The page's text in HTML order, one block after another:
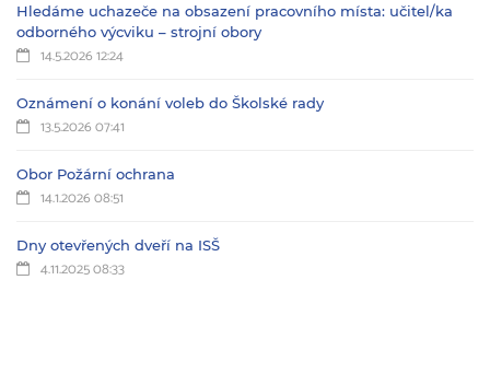
Hledáme uchazeče na obsazení pracovního místa: učitel/ka
odborného výcviku – strojní obory
14.5.2026 12:24
Oznámení o konání voleb do Školské rady
13.5.2026 07:41
Obor Požární ochrana
14.1.2026 08:51
Dny otevřených dveří na ISŠ
4.11.2025 08:33